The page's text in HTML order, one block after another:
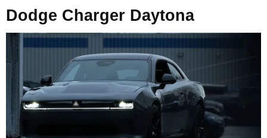
Dodge Charger Daytona